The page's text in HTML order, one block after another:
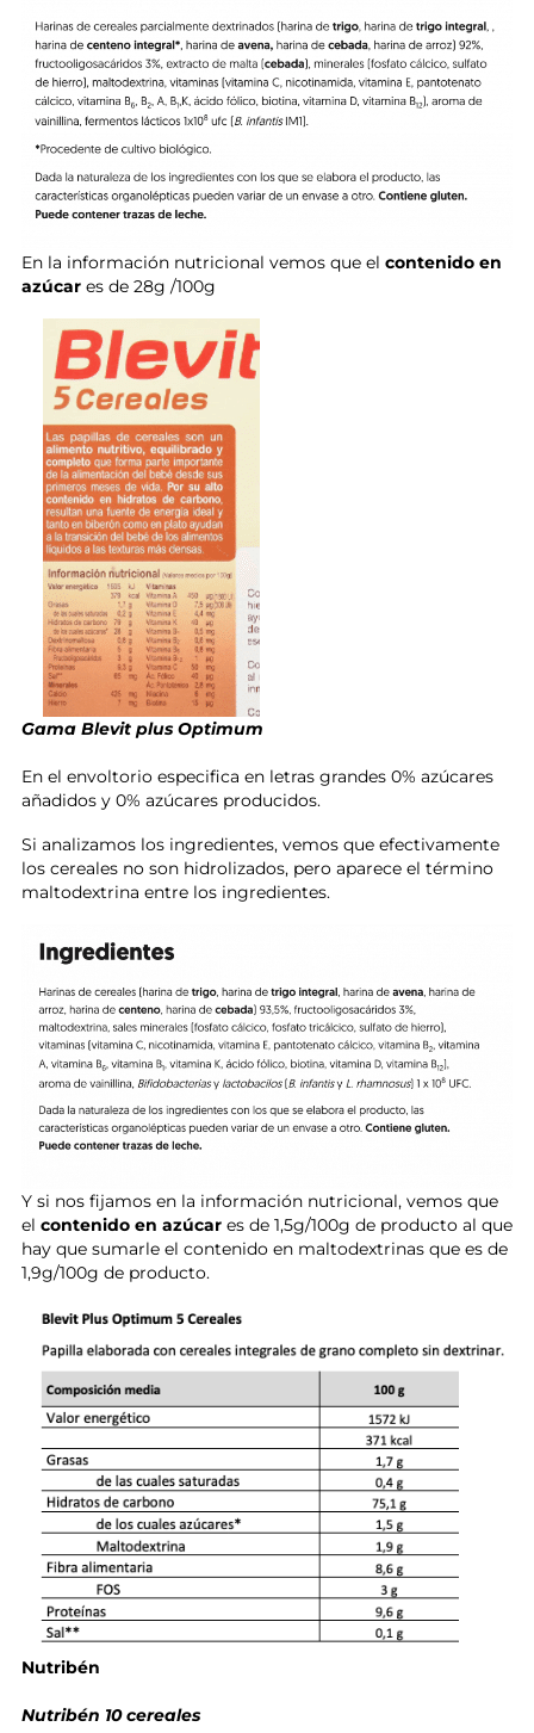
En la información nutricional vemos que el contenido en
azúcar es de 28g /100g
Gama Blevit plus Optimum
En el envoltorio especifica en letras grandes 0% azúcares
añadidos y 0% azúcares producidos.
Si analizamos los ingredientes, vemos que efectivamente
los cereales no son hidrolizados, pero aparece el término
maltodextrina entre los ingredientes.
Y si nos fijamos en la información nutricional, vemos que
el contenido en azúcares de 1,5g/100g de producto al que
hay que sumarle el contenido en maltodextrinas que es de
1,9g/100g de producto.
Nutribén
Nutribén 10 cereales